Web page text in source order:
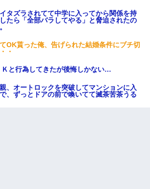
タズラされてて中学に入ってから関係を持
たら「全部バラしてやる」と脅迫されたの
OK貰った俺、告げられた結婚条件にブチ切
・
Ｋと行為してきたが後悔しかない…
、オートロックを突破してマンションに入
、ずっとドアの前で喚いてて滅茶苦茶うる